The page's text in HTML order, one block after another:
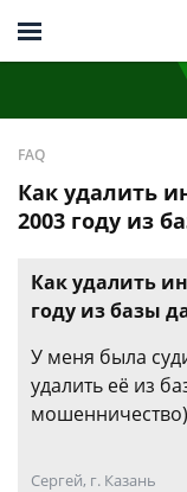
FAQ
Как удалить
2003 году из
Как удалить
году из базы
У меня была
удалить её из
мошенничество)
Сергей, г. Казань